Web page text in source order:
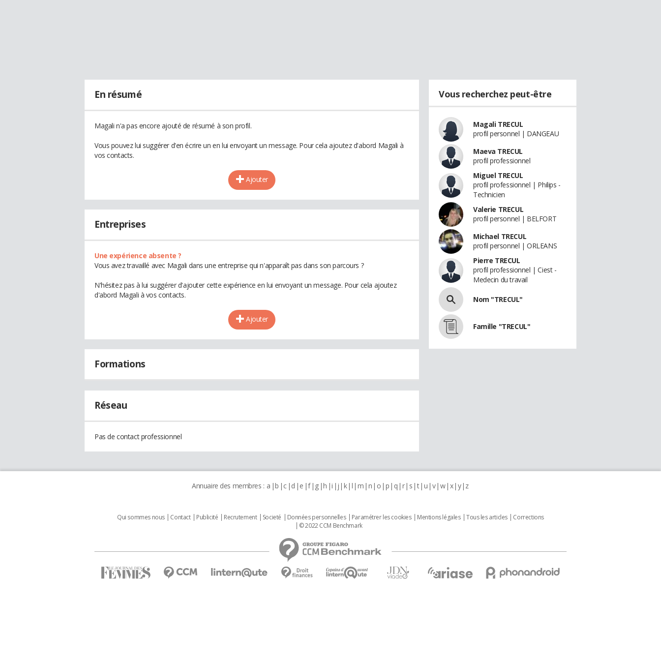
En résumé
Magali n'a pas encore ajouté de résumé à son profil.
Vous pouvez lui suggérer d'en écrire un en lui envoyant un message. Pour cela ajoutez d'abord Magali à
vos contacts.
Ajouter
Entreprises
Une expérience absente ?
Vous avez travaillé avec Magali dans une entreprise qui n'apparaît pas dans son parcours ?
N'hésitez pas à lui suggérer d'ajouter cette expérience en lui envoyant un message. Pour cela ajoutez
d'abord Magali à vos contacts.
Ajouter
Formations
Réseau
Pas de contact professionnel
Vous recherchez peut-être
Magali TRECUL
profil personnel | DANGEAU
Maeva TRECUL
profil professionnel
Miguel TRECUL
profil professionnel | Philips -
Technicien
Valerie TRECUL
profil personnel | BELFORT
Michael TRECUL
profil personnel | ORLEANS
Pierre TRECUL
profil professionnel | Ciest -
Medecin du travail
Nom "TRECUL"
Famille "TRECUL"
Annuaire des membres : a b c d e f g h i j k l m n o p q r s t u v w x y z
Qui sommes nous Contact Publicité Recrutement Societé Données personnelles Paramétrer les cookies Mentions légales Tous les articles
Corrections
© 2022 CCM Benchmark